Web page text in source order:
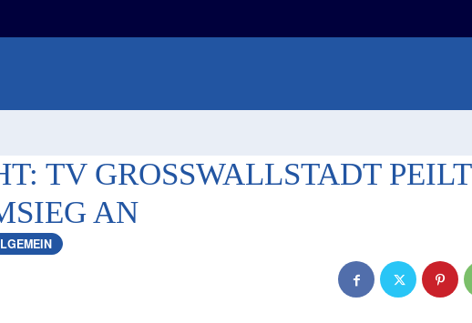
TV GROSSWALLSTADT PEILT D
AN